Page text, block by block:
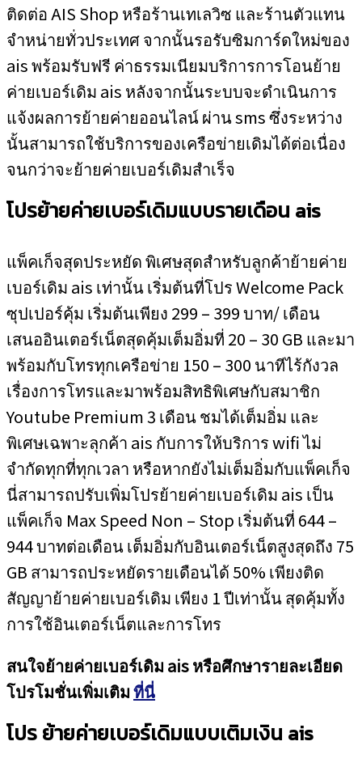
ติดต่อ AIS Shop หรือร้านเทเลวิซ และร้านตัวแทน
จำหน่ายทั่วประเทศ จากนั้นรอรับซิมการ์ดใหม่ของ
ais พร้อมรับฟรี ค่าธรรมเนียมบริการการโอนย้าย
ค่ายเบอร์เดิม ais หลังจากนั้นระบบจะดำเนินการ
แจ้งผลการย้ายค่ายออนไลน์ ผ่าน sms ซึ่งระหว่าง
นั้นสามารถใช้บริการของเครือข่ายเดิมได้ต่อเนื่อง
จนกว่าจะย้ายค่ายเบอร์เดิมสำเร็จ
โปรย้ายค่ายเบอร์เดิมแบบรายเดือน ais
แพ็คเก็จสุดประหยัด พิเศษสุดสำหรับลูกค้าย้ายค่าย
เบอร์เดิม ais เท่านั้น เริ่มต้นที่โปร Welcome Pack
ซุปเปอร์คุ้ม เริ่มต้นเพียง 299 – 399 บาท/ เดือน
เสนออินเตอร์เน็ตสุดคุ้มเต็มอิ่มที่ 20 – 30 GB และมา
พร้อมกับโทรทุกเครือข่าย 150 – 300 นาทีไร้กังวล
เรื่องการโทรและมาพร้อมสิทธิพิเศษกับสมาชิก
Youtube Premium 3 เดือน ชมได้เต็มอิ่ม และ
พิเศษเฉพาะลุกค้า ais กับการให้บริการ wifi ไม่
จำกัดทุกที่ทุกเวลา หรือหากยังไม่เต็มอิ่มกับแพ็คเก็จ
นี่สามารถปรับเพิ่มโปรย้ายค่ายเบอร์เดิม ais เป็น
แพ็คเก็จ Max Speed Non – Stop เริ่มต้นที่ 644 –
944 บาทต่อเดือน เต็มอิ่มกับอินเตอร์เน็ตสูงสุดถึง 75
GB สามารถประหยัดรายเดือนได้ 50% เพียงติด
สัญญาย้ายค่ายเบอร์เดิม เพียง 1 ปีเท่านั้น สุดคุ้มทั้ง
การใช้อินเตอร์เน็ตและการโทร
สนใจย้ายค่ายเบอร์เดิม ais หรือศึกษารายละเอียด
โปรโมชั่นเพิ่มเติมที่นี่
โปร ย้ายค่ายเบอร์เดิมแบบเติมเงิน ais